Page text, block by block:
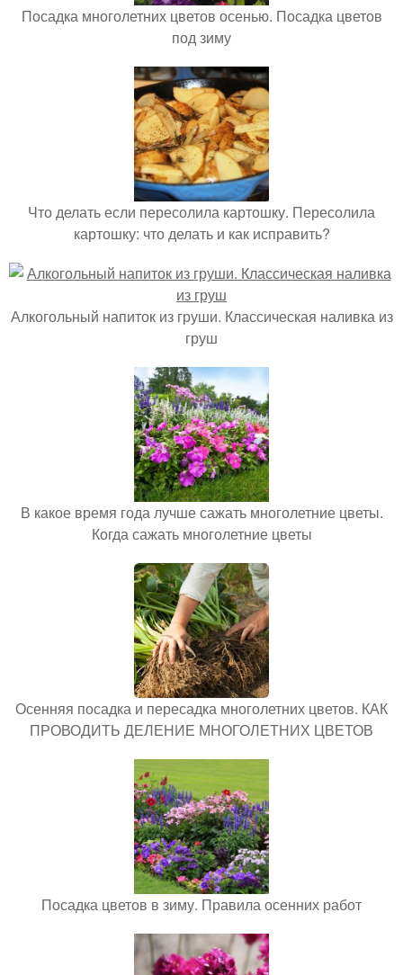
Посадка многолетних цветов осенью. Посадка цветов
под зиму
Что делать если пересолила картошку. Пересолила
картошку: что делать и как исправить?
Алкогольный напиток из груши. Классическая наливка из
груш
В какое время года лучше сажать многолетние цветы.
Когда сажать многолетние цветы
Осенняя посадка и пересадка многолетних цветов. КАК
ПРОВОДИТЬ ДЕЛЕНИЕ МНОГОЛЕТНИХ ЦВЕТОВ
Посадка цветов в зиму. Правила осенних работ